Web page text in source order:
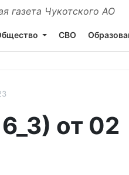
газета Чукотского АО
СВО
от 02